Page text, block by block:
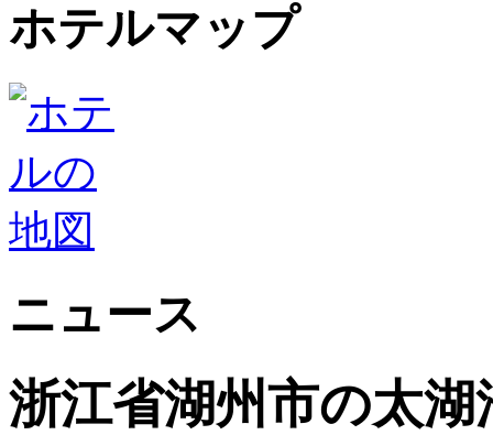
ホテルマップ
ニュース
浙江省湖州市の太